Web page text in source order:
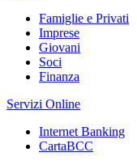
Famiglie e Privati
Imprese
Giovani
Soci
Finanza
Servizi Online
Internet Banking
CartaBCC